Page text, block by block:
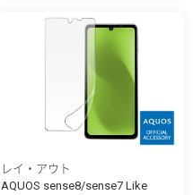
レイ・アウト
AQUOS sense8/sense7 Like